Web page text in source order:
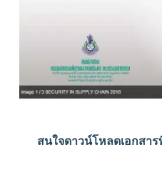
สนใจดาวน์โหลดเอกสาร